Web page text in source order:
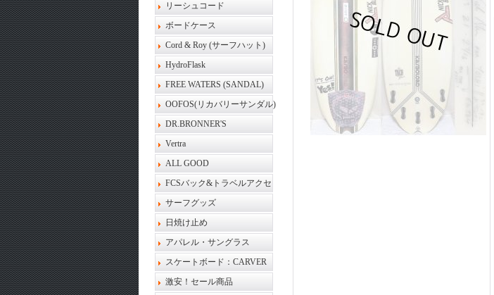
リーシュコード
ボードケース
Cord & Roy (サーフハット)
HydroFlask
FREE WATERS (SANDAL)
OOFOS(リカバリーサンダル)
DR.BRONNER'S
Vertra
ALL GOOD
FCSバック&トラベルアクセ
サーフグッズ
日焼け止め
アパレル・サングラス
スケートボード：CARVER
激安！セール商品